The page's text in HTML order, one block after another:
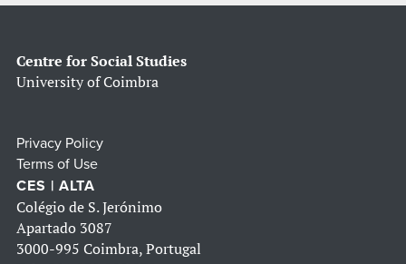
Centre for Social Studies
University of Coimbra
Privacy Policy
Terms of Use
CES | ALTA
Colégio de S. Jerónimo
Apartado 3087
3000-995 Coimbra, Portugal